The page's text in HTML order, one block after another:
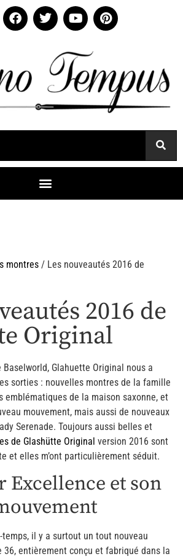
montres / Les nouveautés 2016 de
2016 de
Original
Baselworld, Glahuette Original nous a
sorties : nouvelles montres de la famille
emblématiques de la maison saxonne, et
mouvement, mais aussi de nouveaux
Serenade. Toujours aussi belles et
de Glashütte Original version 2016 sont
et elles m’ont particulièrement séduit.
Excellence et son
il y a surtout un tout nouveau
36, entièrement conçu et fabriqué dans la